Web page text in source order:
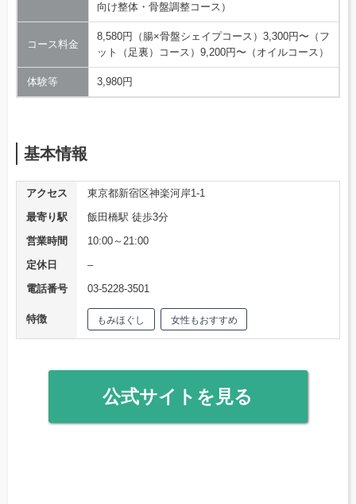
向け整体・骨盤調整コース）
コース料金
8,580円（腸×骨盤シェイプコース）3,300円〜（フ
ット（足裏）コース）9,200円〜（オイルコース）
体験等 3,980円
基本情報
アクセス
東京都新宿区神楽河岸1-1
最寄り駅
飯田橋駅 徒歩3分
営業時間
10:00～21:00
定休日
–
電話番号
03-5228-3501
特徴 もみほぐし 女性もおすすめ
公式サイトを見る